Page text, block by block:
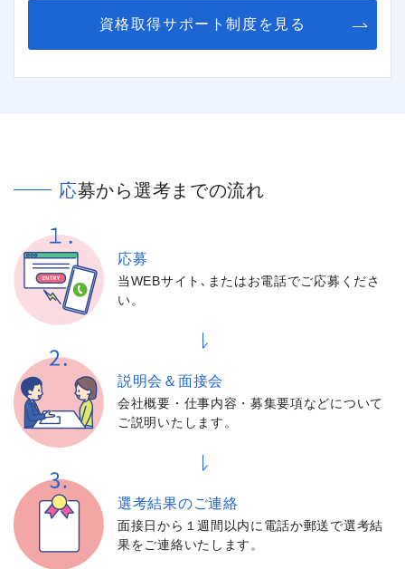
資格取得サポート制度を見る
応募から選考までの流れ
応募
当WEBサイト､またはお電話でご応募くださ
い。
説明会＆面接会
会社概要・仕事内容・募集要項などについて
ご説明いたします。
選考結果のご連絡
面接日から１週間以内に電話か郵送で選考結
果をご連絡いたします。